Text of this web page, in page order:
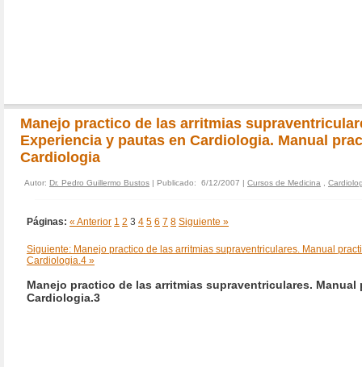
Manejo practico de las arritmias
Experiencia y pautas en Cardiologia. Manual
Cardiologia
Autor: Dr. Pedro Guillermo Bustos | Publicado: 6/12/2007 | Cursos de Medicina
Páginas: « Anterior 1 2 3 4 5 6 7 8 Siguiente »
Siguiente: Manejo practico de las arritmias supraventriculares. Manual
Cardiologia.4 »
Manejo practico de las arritmias supraventriculares. Manual
Cardiologia.3